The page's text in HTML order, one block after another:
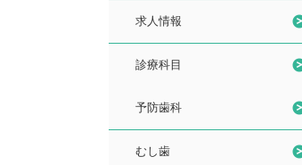
求人情報
診療科目
予防歯科
むし歯